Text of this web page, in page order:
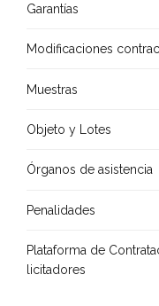
Garantías
Modificaciones
Muestras
Objeto y Lotes
Órganos de asistencia
Penalidades
Plataforma de
licitadores